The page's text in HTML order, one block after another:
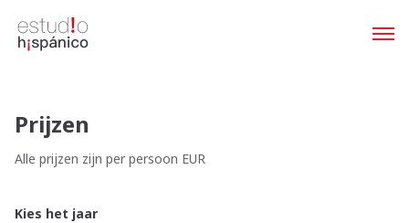
Prijzen
Alle prijzen zijn per persoon EUR
Kies het jaar